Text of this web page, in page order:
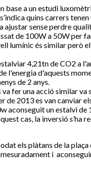
base a un estudi
quins carrers tenen
ajustar sense perdre
de 100W a 50W per
lumínic és similar però
4,21tn de CO2 a
l'energia d'aquests
de 2 anys.
fer una acció similar va
de 2013 es van canviar
aconseguit un estalvi de
cas, la inversió s’ha
els plàtans de la plaça
i